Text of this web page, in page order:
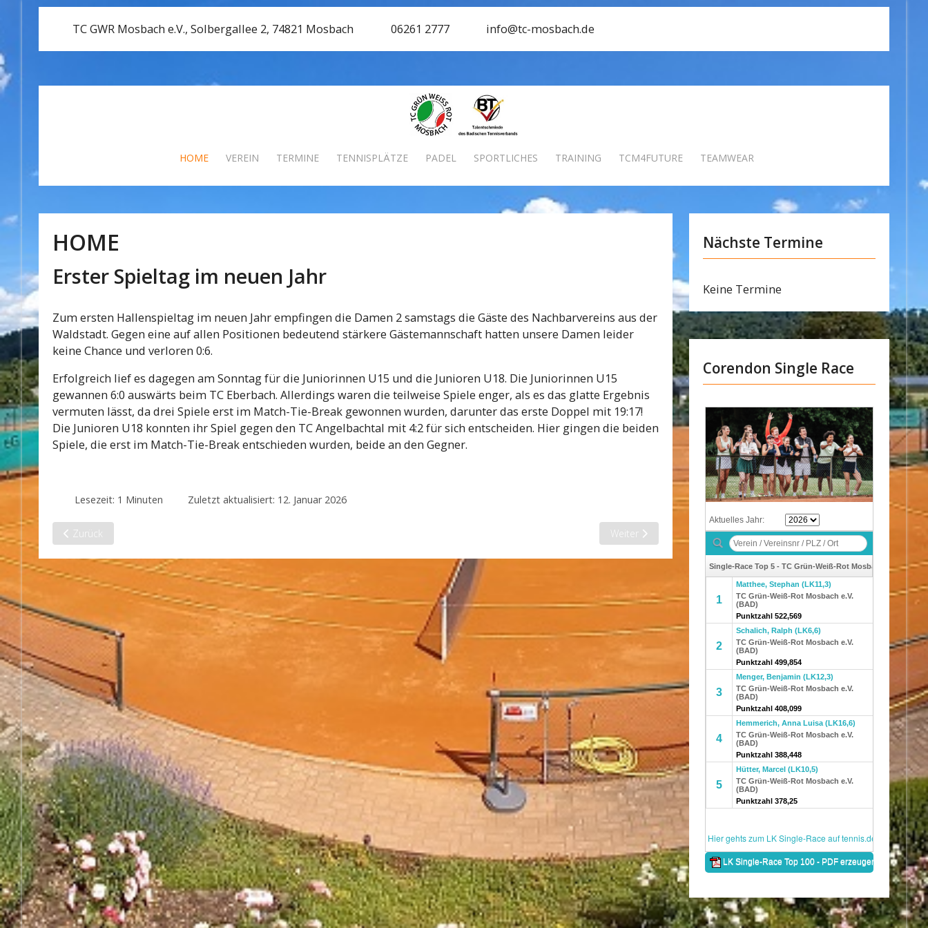
TC GWR Mosbach e.V., Solbergallee 2, 74821 Mosbach 06261 2777 info@tc-mosbach.de
HOME VEREIN TERMINE TENNISPLÄTZE PADEL SPORTLICHES TRAINING TCM4FUTURE TEAMWEAR
HOME
Erster Spieltag im neuen Jahr
Zum ersten Hallenspieltag im neuen Jahr empfingen die Damen 2 samstags die Gäste des Nachbarvereins aus der
Waldstadt. Gegen eine auf allen Positionen bedeutend stärkere Gästemannschaft hatten unsere Damen leider
keine Chance und verloren 0:6.
Erfolgreich lief es dagegen am Sonntag für die Juniorinnen U15 und die Junioren U18. Die Juniorinnen U15
gewannen 6:0 auswärts beim TC Eberbach. Allerdings waren die teilweise Spiele enger, als es das glatte Ergebnis
vermuten lässt, da drei Spiele erst im Match-Tie-Break gewonnen wurden, darunter das erste Doppel mit 19:17!
Die Junioren U18 konnten ihr Spiel gegen den TC Angelbachtal mit 4:2 für sich entscheiden. Hier gingen die beiden
Spiele, die erst im Match-Tie-Break entschieden wurden, beide an den Gegner.
Lesezeit: 1 Minuten Zuletzt aktualisiert: 12. Januar 2026
Vorheriger Beitrag: Sommersaison 2026
Zurück Nächster Beitrag: Frohe Weihnachten und ein gutes neues Jahr
Weiter
Nächste Termine
Keine Termine
Corendon Single Race